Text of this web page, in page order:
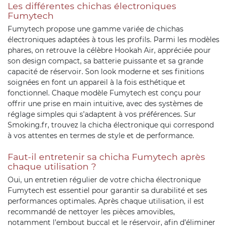
Les différentes chichas électroniques
Fumytech
Fumytech propose une gamme variée de chichas
électroniques adaptées à tous les profils. Parmi les modèles
phares, on retrouve la célèbre Hookah Air, appréciée pour
son design compact, sa batterie puissante et sa grande
capacité de réservoir. Son look moderne et ses finitions
soignées en font un appareil à la fois esthétique et
fonctionnel. Chaque modèle Fumytech est conçu pour
offrir une prise en main intuitive, avec des systèmes de
réglage simples qui s’adaptent à vos préférences. Sur
Smoking.fr, trouvez la chicha électronique qui correspond
à vos attentes en termes de style et de performance.
Faut-il entretenir sa chicha Fumytech après
chaque utilisation ?
Oui, un entretien régulier de votre chicha électronique
Fumytech est essentiel pour garantir sa durabilité et ses
performances optimales. Après chaque utilisation, il est
recommandé de nettoyer les pièces amovibles,
notamment l’embout buccal et le réservoir, afin d’éliminer